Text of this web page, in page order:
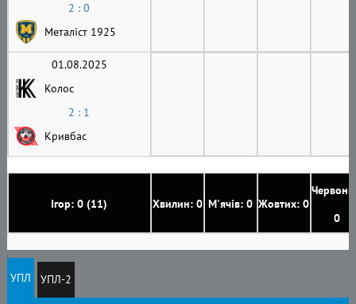
Ігор: 0 (11) Хвилин: 0 М'ячів: 0 Жовтих: 0
0
2 : 0
Металіст 1925
01.08.2025
Колос
2 : 1
Кривбас
УПЛ УПЛ-2